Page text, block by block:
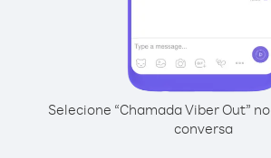
Selecione “Chamada Viber Out”
conversa